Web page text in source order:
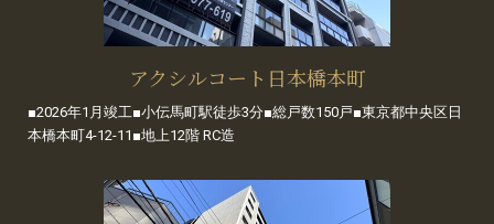
アクシルコート日本橋本町
■2026年1月竣工■小伝馬町駅徒歩3分■総戸数150戸■東京都中央区日
本橋本町4-12-11■地上12階 RC造